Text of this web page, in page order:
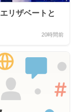
リザベートと
20時間前